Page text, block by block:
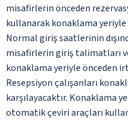
misafirlerin önceden
kullanarak konaklama
Normal giriş saatlerinin
misafirlerin giriş talimatları
konaklama yeriyle önceden
Resepsiyon çalışanları
karşılayacaktır. Konaklama
otomatik çeviri araçları